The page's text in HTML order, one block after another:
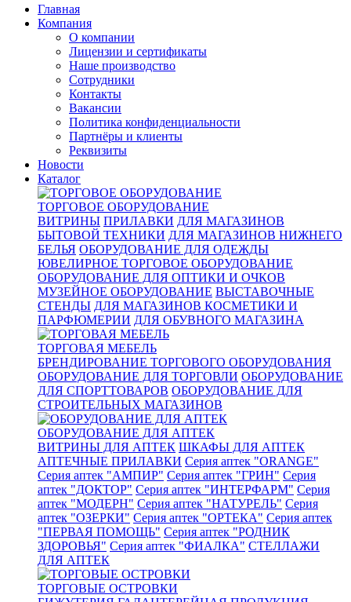
Главная
Компания
О компании
Лицензии и сертификаты
Наше производство
Сотрудники
Контакты
Вакансии
Политика конфиденциальности
Партнёры и клиенты
Реквизиты
Новости
Каталог
ТОРГОВОЕ ОБОРУДОВАНИЕ
ВИТРИНЫ ПРИЛАВКИ ДЛЯ МАГАЗИНОВ
БЫТОВОЙ ТЕХНИКИ ДЛЯ МАГАЗИНОВ НИЖНЕГО
БЕЛЬЯ ОБОРУДОВАНИЕ ДЛЯ ОДЕЖДЫ
ЮВЕЛИРНОЕ ТОРГОВОЕ ОБОРУДОВАНИЕ
ОБОРУДОВАНИЕ ДЛЯ ОПТИКИ И ОЧКОВ
МУЗЕЙНОЕ ОБОРУДОВАНИЕ ВЫСТАВОЧНЫЕ
СТЕНДЫ ДЛЯ МАГАЗИНОВ КОСМЕТИКИ И
ПАРФЮМЕРИИ ДЛЯ ОБУВНОГО МАГАЗИНА
ТОРГОВАЯ МЕБЕЛЬ
БРЕНДИРОВАНИЕ ТОРГОВОГО ОБОРУДОВАНИЯ
ОБОРУДОВАНИЕ ДЛЯ ТОРГОВЛИ ОБОРУДОВАНИЕ
ДЛЯ СПОРТТОВАРОВ ОБОРУДОВАНИЕ ДЛЯ
СТРОИТЕЛЬНЫХ МАГАЗИНОВ
ОБОРУДОВАНИЕ ДЛЯ АПТЕК
ВИТРИНЫ ДЛЯ АПТЕК ШКАФЫ ДЛЯ АПТЕК
АПТЕЧНЫЕ ПРИЛАВКИ Серия аптек "ORANGE"
Серия аптек "АМПИР" Серия аптек "ГРИН" Серия
аптек "ДОКТОР" Серия аптек "ИНТЕРФАРМ" Серия
аптек "МОДЕРН" Серия аптек "НАТУРЕЛЬ" Серия
аптек "ОЗЕРКИ" Серия аптек "ОРТЕКА" Серия аптек
"ПЕРВАЯ ПОМОЩЬ" Серия аптек "РОДНИК
ЗДОРОВЬЯ" Серия аптек "ФИАЛКА" СТЕЛЛАЖИ
ДЛЯ АПТЕК
ТОРГОВЫЕ ОСТРОВКИ